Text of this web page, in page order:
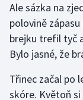
Motorsport
Olympijské hry
Parasport
Ale sázka na
polovině
brejku trefil tyč
Bylo jasné, že
Třinec začal po
skóre. Květoň